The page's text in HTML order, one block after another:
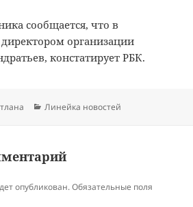
сообщается, что в
организации
констатирует РБК.
Рубрики
Линейка новостей
опубликован. Обязательные поля